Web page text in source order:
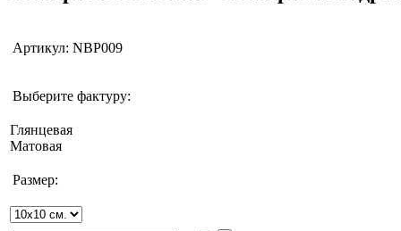
Артикул: NBP009
Выберите фактуру:
Глянцевая
Матовая
Размер: